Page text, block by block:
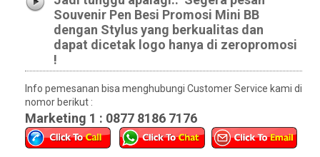
Souvenir Pen Besi Promosi Mini BB
dengan Stylus yang berkualitas dan
dapat dicetak logo hanya di zeropromosi
!
Info pemesanan bisa menghubungi Customer Service kami di
nomor berikut :
Marketing 1 : 0877 8186 7176